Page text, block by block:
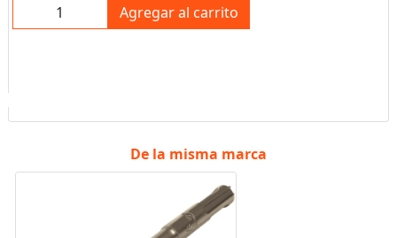
Agregar al carrito
De la misma marca